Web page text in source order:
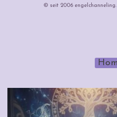
© seit 2006